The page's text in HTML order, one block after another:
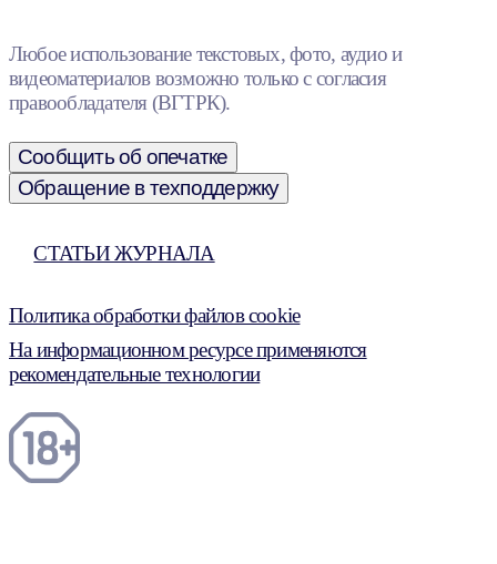
Любое использование текстовых, фото, аудио и
видеоматериалов возможно только с согласия
правообладателя (ВГТРК).
Сообщить об опечатке
Обращение в техподдержку
СТАТЬИ ЖУРНАЛА
Политика обработки файлов cookie
На информационном ресурсе применяются
рекомендательные технологии